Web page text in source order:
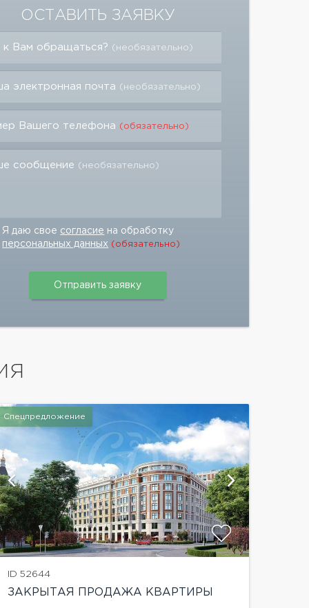
ОСТАВИТЬ ЗАЯВКУ
к Вам обращаться? (необязательно)
электронная почта (необязательно)
Вашего телефона (обязательно)
сообщение (необязательно)
Я даю свое согласие на обработку
персональных данных (обязательно)
Спецпредложение
ID 52644
ЗАКРЫТАЯ ПРОДАЖА КВАРТИРЫ